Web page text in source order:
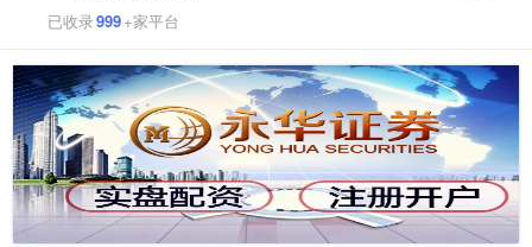
已收录999+家平台